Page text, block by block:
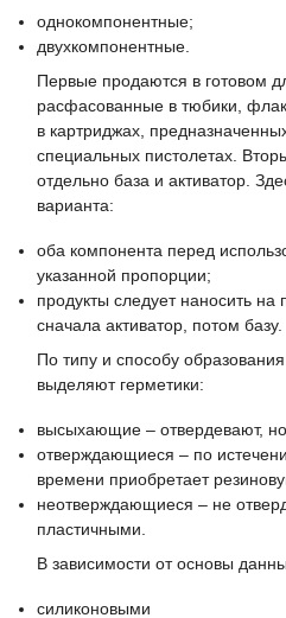
однокомпонентные;
двухкомпонентные.
Первые продаются в готовом
расфасованные в тюбики,
в картриджах,
специальных пистолетах.
отдельно база и активатор.
варианта:
оба компонента перед
указанной пропорции;
продукты следует наносить на
сначала активатор, потом базу.
По типу и способу
выделяют герметики:
высыхающие – отвердевают,
отверждающиеся – по
времени приобретает
неотверждающиеся – не
пластичными.
В зависимости от основы
силиконовыми